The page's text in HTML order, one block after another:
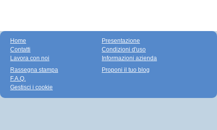
Home
Contatti
Lavora con noi
Presentazione
Condizioni d'uso
Informazioni azienda
Rassegna stampa
F.A.Q.
Gestisci i cookie
Proponi il tuo blog